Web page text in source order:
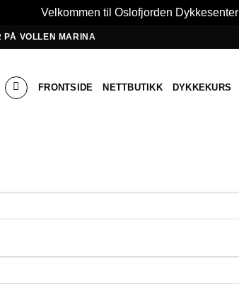
Velkommen til Oslofjorden Dykkesenter
PÅ VOLLEN MARINA
FRONTSIDE NETTBUTIKK DYKKEKURS